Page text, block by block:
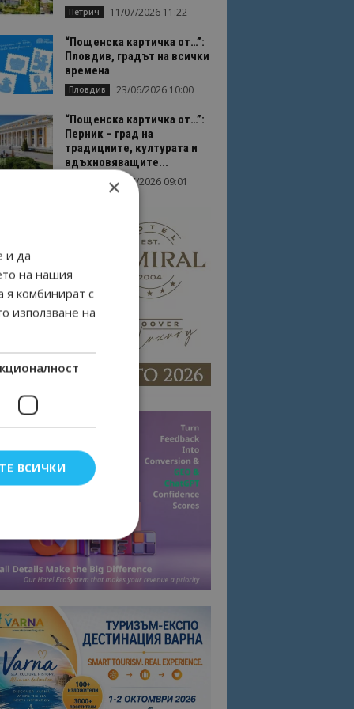
Петрич 11/07/2026 11:22
“Пощенска картичка от…”:
Пловдив, градът на всички
времена
Пловдив 23/06/2026 10:00
“Пощенска картичка от…”:
Перник – град на
традициите, културата и
вдъхновяващите...
17/06/2026 09:01
×
и да
на нашия
я комбинират с
използване на
ВСИЧКИ
съгласието
на сайта.